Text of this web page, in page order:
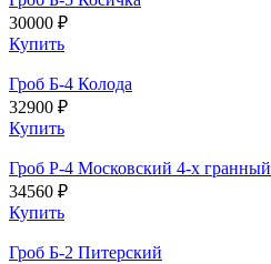
30000 ₽
Купить
Гроб Б-4 Колода
32900 ₽
Купить
Гроб Р-4 Московский 4-х гранный
34560 ₽
Купить
Гроб Б-2 Питерский